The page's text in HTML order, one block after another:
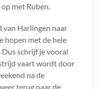
met Ruben.
van Harlingen naar
hopen met de hele
schrijf je vooral
vaart wordt door
na de
terug naar de